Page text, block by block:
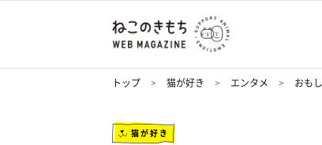
トップ 猫が好き エンタメ おも
猫が好き